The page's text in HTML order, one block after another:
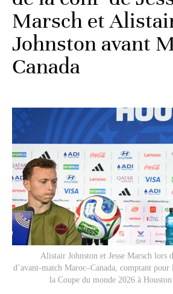
Marsch et
Johnston avant
Canada
Alistair Johnston et Jesse Marsch lors
d’avant-match Maroc–Canada, comptant
la Coupe du monde 2026 à